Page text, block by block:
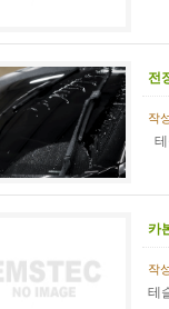
전
작
카
작
테